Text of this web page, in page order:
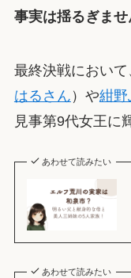
事実は揺るぎませ
最終決戦におい
はるさん ）や紺野
見事第9代女王に
あわせて読みたい
あわせて読みたい